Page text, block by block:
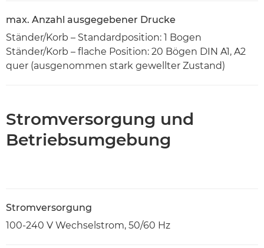
max. Anzahl ausgegebener Drucke
Ständer/Korb – Standardposition: 1 Bogen
Ständer/Korb – flache Position: 20 Bögen DIN A1, A2
quer (ausgenommen stark gewellter Zustand)
Stromversorgung und
Betriebsumgebung
Stromversorgung
100-240 V Wechselstrom, 50/60 Hz